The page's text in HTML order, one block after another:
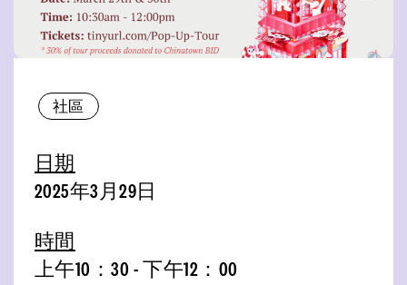
社區
日期
2025年3月29日
時間
上午10：30 - 下午12：00